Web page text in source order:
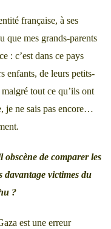
française, à ses
que mes grands-parents
: c’est dans ce pays
enfants, de leurs petits-
tout ce qu’ils ont
je ne sais pas encore…
de comparer les
davantage victimes du
?
est une erreur